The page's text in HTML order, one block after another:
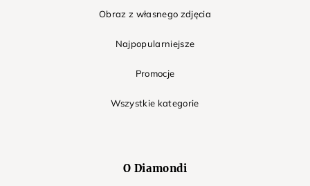
Obraz z własnego zdjęcia
Najpopularniejsze
Promocje
Wszystkie kategorie
O Diamondi